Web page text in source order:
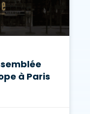
à Paris